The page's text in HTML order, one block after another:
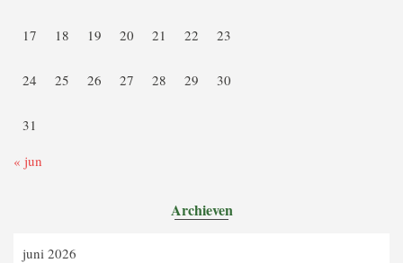
17 18 19 20 21 22 23
24 25 26 27 28 29 30
31
« jun
Archieven
juni 2026